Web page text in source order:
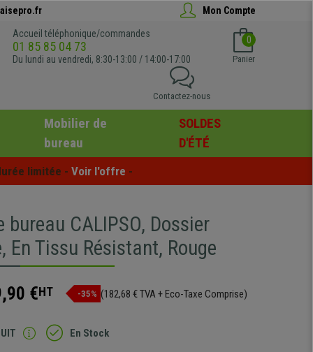
Mon Compte
Accueil téléphonique/commandes
01 85 85 04 73
Du lundi au vendredi, 8:30-13:00 / 14:00-17:00
0
Panier
Contactez-nous
Mobilier de
bureau
SOLDES
D'ÉTÉ
limitée - Voir l'offre -
bureau CALIPSO, Dossier
En Tissu Résistant, Rouge
€HT -35% (182,68 € TVA + Eco-Taxe Comprise)
En Stock